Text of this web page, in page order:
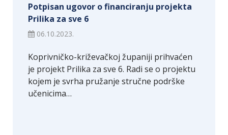
Potpisan ugovor o financiranju projekta
Prilika za sve 6
06.10.2023.
Koprivničko-križevačkoj županiji prihvaćen
je projekt Prilika za sve 6. Radi se o projektu
kojem je svrha pružanje stručne podrške
učenicima…